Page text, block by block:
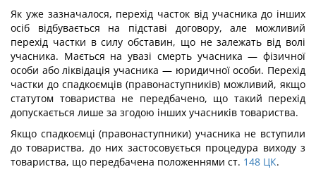
Як уже зазначалося, перехід часток від учасника до інших
осіб відбувається на підставі договору, але можливий
перехід частки в силу обставин, що не залежать від волі
учасника. Мається на увазі смерть учасника — фізичної
особи або ліквідація учасника — юридичної особи. Перехід
частки до спадкоємців (правонаступників) можливий, якщо
статутом товариства не передбачено, що такий перехід
допускається лише за згодою інших учасників товариства.
Якщо спадкоємці (правонаступники) учасника не вступили
до товариства, до них застосовується процедура виходу з
товариства, що передбачена положеннями ст. 148 ЦК.